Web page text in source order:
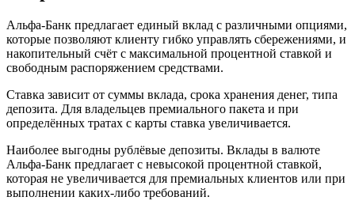
Альфа-Банк предлагает единый вклад с различными опциями,
которые позволяют клиенту гибко управлять сбережениями, и
накопительный счёт с максимальной процентной ставкой и
свободным распоряжением средствами.
Ставка зависит от суммы вклада, срока хранения денег, типа
депозита. Для владельцев премиального пакета и при
определённых тратах с карты ставка увеличивается.
Наиболее выгодны рублёвые депозиты. Вклады в валюте
Альфа-Банк предлагает с невысокой процентной ставкой,
которая не увеличивается для премиальных клиентов или при
выполнении каких-либо требований.